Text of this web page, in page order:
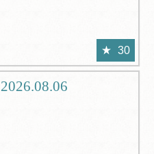
30
2026.08.06